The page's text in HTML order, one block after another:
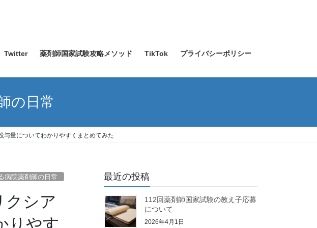
Twitter 薬剤師国家試験攻略メソッド TikTok プライバシーポリシー
の日常
与量についてわかりやすくまとめてみた
病院薬剤師の日常
クシア
りやす
最近の投稿
112回薬剤師国家試験の教え子応募
について
2026年4月1日